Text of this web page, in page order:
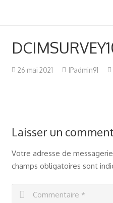
26 mai 2021 IPadmin91
Laisser un
Votre adresse de
champs obligatoires sont